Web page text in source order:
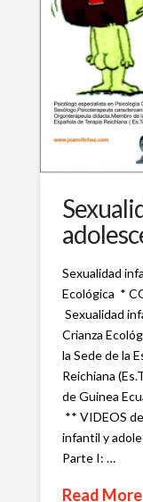
Sexualidad
Ecológica *
Sexualidad
Crianza
la Sede de la
Reichiana
de Guinea
** VIDEOS
infantil y
Parte I: …
Read More